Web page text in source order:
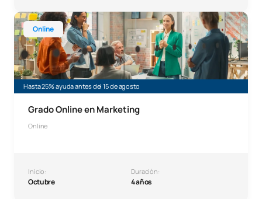
Online
Hasta 25% ayuda antes del 15 de agosto
Grado Online en Marketing
Online
Inicio:
Octubre
Duración:
4 años
Grado en Marketing Online